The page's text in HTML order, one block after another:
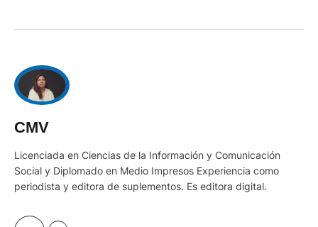
Licenciada en Ciencias de la Información y Comunicación
Social y Diplomado en Medio Impresos Experiencia como